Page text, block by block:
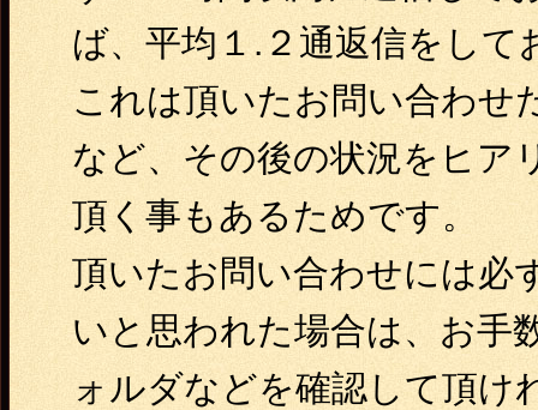
ば、平均１.２通返信をして
これは頂いたお問い合わせ
など、その後の状況をヒア
頂く事もあるためです。
頂いたお問い合わせには必
いと思われた場合は、お手
ォルダなどを確認して頂け